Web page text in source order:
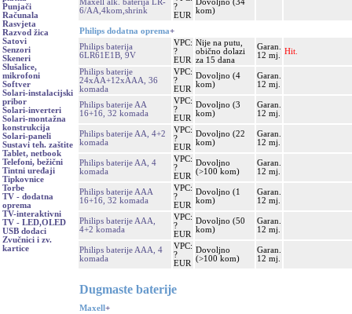
Punjači
Računala
Rasvjeta
Razvod žica
Satovi
Senzori
Skeneri
Slušalice,
mikrofoni
Softver
Solari-instalacijski
pribor
Solari-inverteri
Solari-montažna
konstrukcija
Solari-paneli
Sustavi teh. zaštite
Tablet, netbook
Telefoni, bežični
Tintni uređaji
Tipkovnice
Torbe
TV - dodatna
oprema
TV-interaktivni
TV - LED,OLED
USB dodaci
Zvučnici i zv.
kartice
6/AA,4kom,shrink
?
EUR
kom)
Philips dodatna oprema+
Philips baterija
6LR61E1B, 9V
VPC:
?
EUR
Nije na putu,
obično dolazi
za 15 dana
Garan.
12 mj.
Hit.
Philips baterije
24xAA+12xAAA, 36
komada
VPC:
?
EUR
Dovoljno (4
kom)
Garan.
12 mj.
Philips baterije AA
16+16, 32 komada
VPC:
?
EUR
Dovoljno (3
kom)
Garan.
12 mj.
Philips baterije AA, 4+2
komada
VPC:
?
EUR
Dovoljno (22
kom)
Garan.
12 mj.
Philips baterije AA, 4
komada
VPC:
?
EUR
Dovoljno
(>100 kom)
Garan.
12 mj.
Philips baterije AAA
16+16, 32 komada
VPC:
?
EUR
Dovoljno (1
kom)
Garan.
12 mj.
Philips baterije AAA,
4+2 komada
VPC:
?
EUR
Dovoljno (50
kom)
Garan.
12 mj.
Philips baterije AAA, 4
komada
VPC:
?
EUR
Dovoljno
(>100 kom)
Garan.
12 mj.
Dugmaste baterije
Maxell+